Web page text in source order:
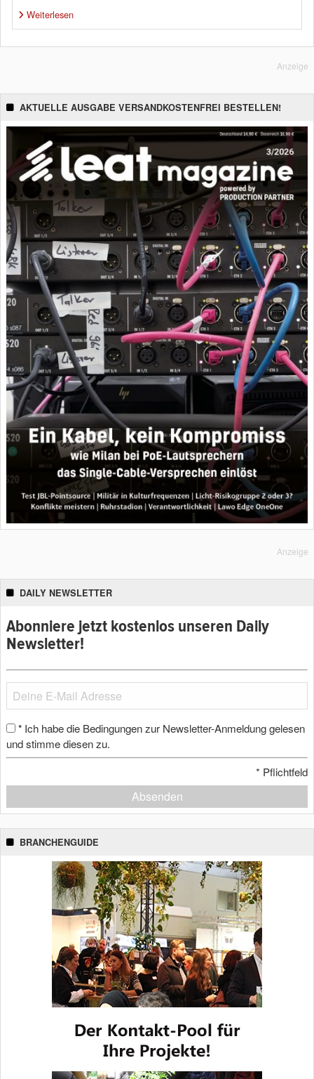
Weiterlesen
Anzeige
AKTUELLE AUSGABE VERSANDKOSTENFREI BESTELLEN!
Anzeige
DAILY NEWSLETTER
Abonniere jetzt kostenlos unseren Daily
Newsletter!
* Ich habe die Bedingungen zur Newsletter-Anmeldung gelesen
und stimme diesen zu.
* Pflichtfeld
Absenden
BRANCHENGUIDE